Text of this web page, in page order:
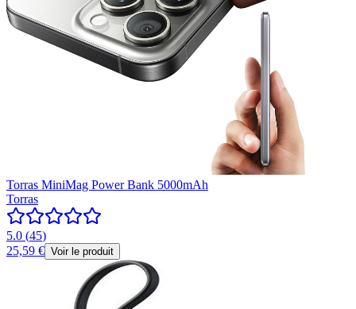
Torras MiniMag Power Bank 5000mAh
Torras
5.0 (45)
25,59 € Voir le produit